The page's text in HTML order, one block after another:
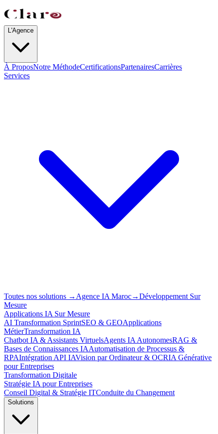
L'Agence
À ProposNotre MéthodeCertificationsPartenairesCarrières
Services
Toutes nos solutions → Agence IA Maroc→Développement Sur
Mesure
Applications IA Sur Mesure
AI Transformation SprintSEO & GEOApplications
MétierTransformation IA
Chatbot IA & Assistants VirtuelsAgents IA AutonomesRAG &
Bases de Connaissances IAAutomatisation de Processus &
RPAIntégration API IAVision par Ordinateur & OCRIA Générative
pour Entreprises
Transformation Digitale
Stratégie IA pour Entreprises
Conseil Digital & Stratégie ITConduite du Changement
Solutions